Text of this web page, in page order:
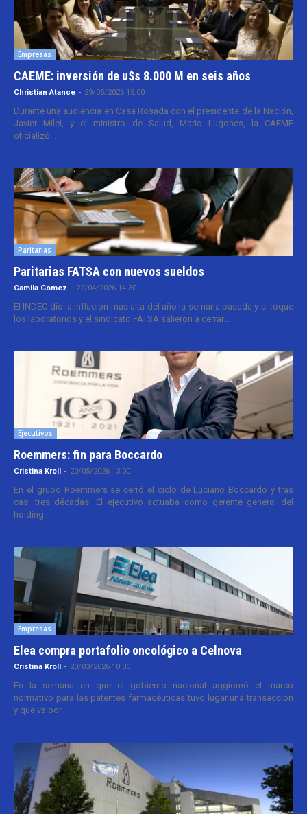
Empresas
CAEME: inversión de u$s 8.000 M en seis años
Christian Atance - 29/05/2026 15:00
Durante una audiencia en Casa Rosada con el presidente de la Nación,
Javier Milei, y el ministro de Salud, Mario Lugones, la CAEME
oficializó...
Paritarias
Paritarias FATSA con nuevos sueldos
Camila Gomez - 22/04/2026 14:30
El INDEC dio la inflación más alta del año la semana pasada y al toque
los laboratorios y el sindicato FATSA salieron a cerrar...
Ejecutivos
Roemmers: fin para Boccardo
Cristina Kroll - 20/05/2026 13:00
En el grupo Roemmers se cerró el ciclo de Luciano Boccardo y tras
casi tres décadas. El ejecutivo actuaba como gerente general del
holding...
Empresas
Elea compra portafolio oncológico a Celnova
Cristina Kroll - 20/03/2026 10:30
En la semana en que el gobierno nacional aggiornó el marco
normativo para las patentes farmacéuticas tuvo lugar una transacción
y que va por...